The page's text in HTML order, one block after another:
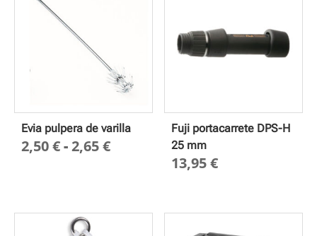
Evia pulpera de varilla
2,50€-2,65€Rango
2,50 €
Fuji portacarrete DPS-H
25 mm
13,95€